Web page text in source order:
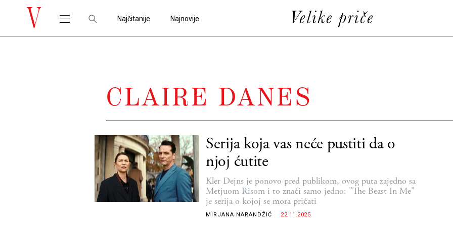
Najčitanije Najnovije
CLAIRE DANES
Serija koja vas neće pustiti da o
njoj ćutite
Kler Dejns je ponovo pred publikom, ovog puta zajedno sa
Metjuom Risom i to znači samo jedno: "The Beast In Me"
je serija o kojoj se mora pričati
MIRJANA NARANDŽIĆ 22.11.2025.